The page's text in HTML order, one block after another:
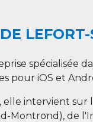
spécialisée
pour iOS et
elle intervient sur
Montrond), de